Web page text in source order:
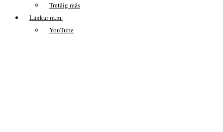
Tretåig mås
Länkar m.m.
YouTube